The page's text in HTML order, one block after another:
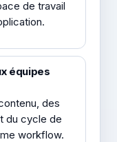
de travail
équipes
des
du cycle de
workflow.